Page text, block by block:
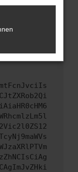
versucht
Du kannst
bei der